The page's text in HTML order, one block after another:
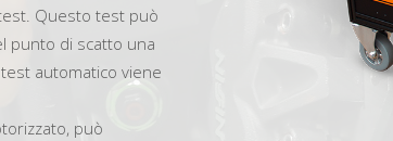
Questo test può
punto di scatto una
test automatico viene
può